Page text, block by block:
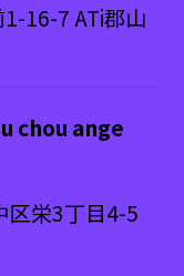
16-7 ATi郡山
chou ange
区栄3丁目4-5